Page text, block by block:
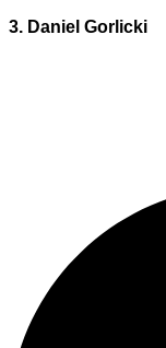
3. Daniel Gorlicki